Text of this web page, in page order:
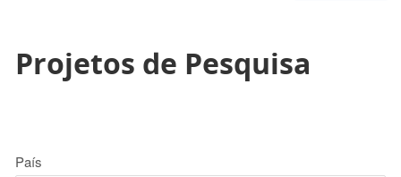
Projetos de Pesquisa
País